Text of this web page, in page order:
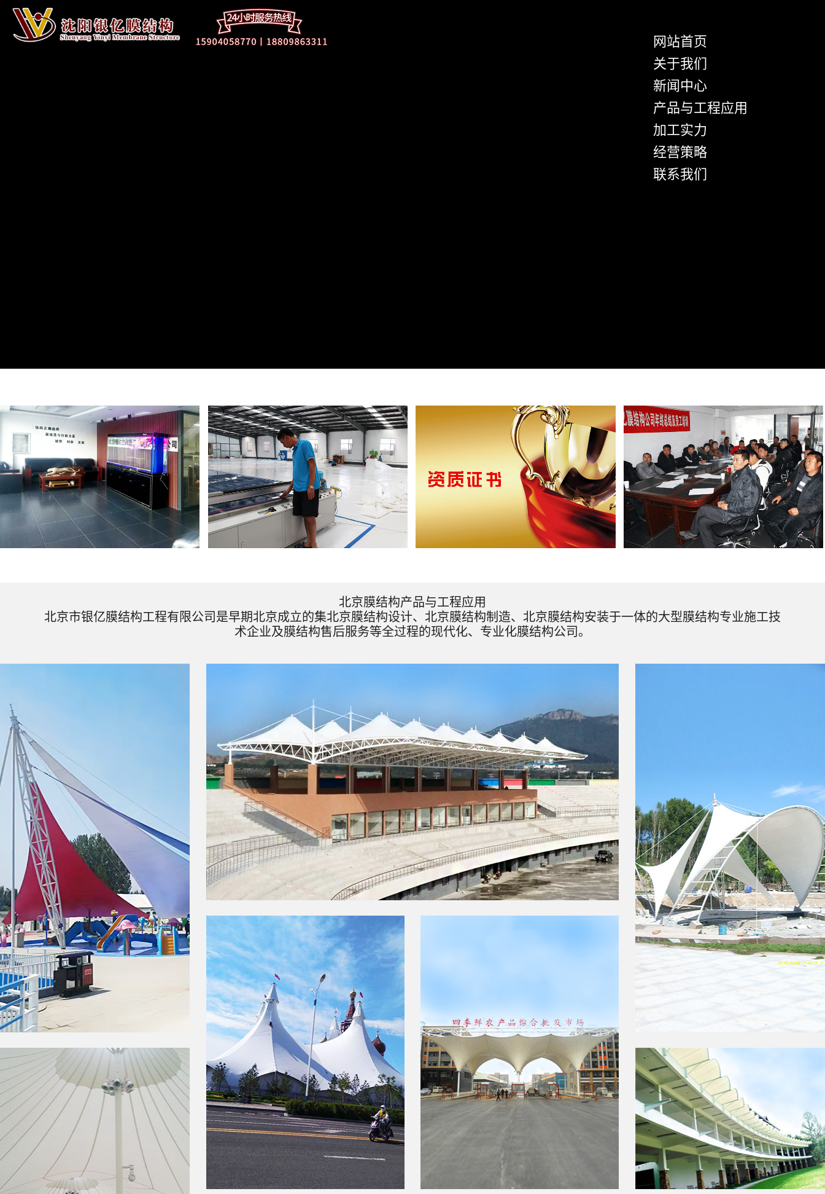
网站首页
关于我们
新闻中心
产品与工程应用
加工实力
经营策略
联系我们
北京膜结构产品与工程应用
北京市银亿膜结构工程有限公司是早期北京成立的集北京膜结构设计、北京膜结构制造、北京膜结构安装于一体的大型膜结构专业施工技
术企业及膜结构售后服务等全过程的现代化、专业化膜结构公司。